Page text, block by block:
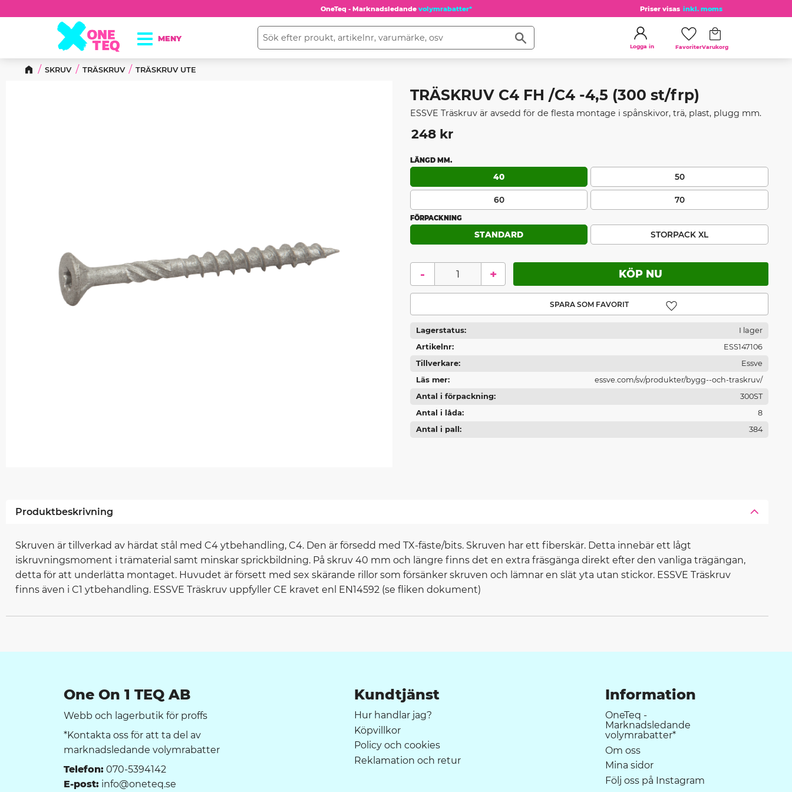
Priser visas inkl. moms
OneTeq - Marknadsledande volymrabatter*
Logga in
Favoriter
Kundvagn
SKRUV TRÄSKRUV TRÄSKRUV UTE
TRÄSKRUV C4 FH /C4 -4,5 (300 st/frp)
ESSVE Träskruv är avsedd för de flesta montage i spånskivor, trä, plast, plugg mm.
248kr
LÄNGD MM.
40 50
60 70
FÖRPACKNING
STANDARD STORPACK XL
+
-
Lägg till i favoriter
Lagerstatus
I lager
Artikelnr
ESS147106
Tillverkare
Essve
Läs mer
essve.com/sv/produkter/bygg--och-traskruv/
Antal i förpackning
300ST
Antal i låda
8
Antal i pall
384
Produktbeskrivning
Skruven är tillverkad av härdat stål med C4 ytbehandling, C4. Den är försedd med TX-fäste/bits. Skruven har ett fiberskär. Detta innebär ett lågt
iskruvningsmoment i trämaterial samt minskar sprickbildning. På skruv 40 mm och längre finns det en extra fräsgänga direkt efter den vanliga trägängan,
detta för att underlätta montaget. Huvudet är försett med sex skärande rillor som försänker skruven och lämnar en slät yta utan stickor. ESSVE Träskruv
finns även i C1 ytbehandling. ESSVE Träskruv uppfyller CE kravet enl EN14592 (se fliken dokument)
One On 1 TEQ AB
Webb och lagerbutik för proffs
*Kontakta oss för att ta del av
marknadsledande volymrabatter
Telefon: 070-5394142
E-post: info@oneteq.se
Kundtjänst
Hur handlar jag?
Köpvillkor
Policy och cookies
Reklamation och retur
Information
OneTeq -
Marknadsledande
volymrabatter*
Om oss
Mina sidor
Följ oss på Instagram